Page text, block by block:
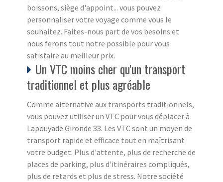
boissons, siège d'appoint... vous pouvez
personnaliser votre voyage comme vous le
souhaitez. Faites-nous part de vos besoins et
nous ferons tout notre possible pour vous
satisfaire au meilleur prix.
Un VTC moins cher qu'un transport
traditionnel et plus agréable
Comme alternative aux transports traditionnels,
vous pouvez utiliser un VTC pour vous déplacer à
Lapouyade Gironde 33. Les VTC sont un moyen de
transport rapide et efficace tout en maîtrisant
votre budget. Plus d'attente, plus de recherche de
places de parking, plus d'itinéraires compliqués,
plus de retards et plus de stress. Notre société